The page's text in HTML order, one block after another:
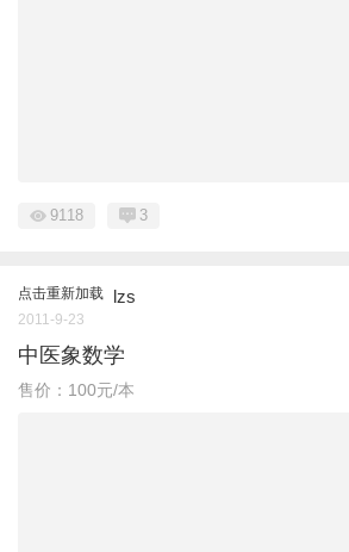
9118 3
点击重新加载 lzs
2011-9-23
中医象数学
售价：100元/本